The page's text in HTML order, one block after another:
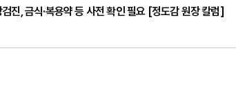
진, 금식·복용약 등 사전 확인 필요 [정도감 원장 칼럼]